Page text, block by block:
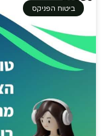
ביטוח הפניקס